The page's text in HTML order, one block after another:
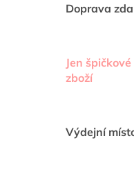
Doprava
Jen špičkové
zboží
Výdejní